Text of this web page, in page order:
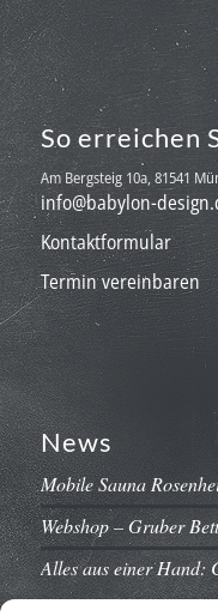
So erreichen
Am Bergsteig 10a, 81541
info@babylon-
Kontaktformular
Termin vereinbaren
News
Mobile Sauna
Webshop – Gruber
Alles aus einer Hand: